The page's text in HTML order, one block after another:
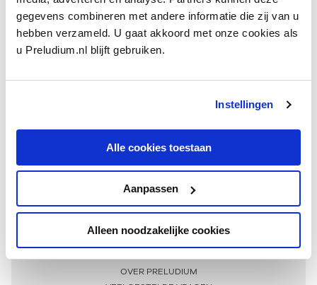
gegevens combineren met andere informatie die zij van u
hebben verzameld. U gaat akkoord met onze cookies als
u Preludium.nl blijft gebruiken.
Instellingen
Alle cookies toestaan
Aanpassen
Alleen noodzakelijke cookies
Meer informatie
OVER PRELUDIUM